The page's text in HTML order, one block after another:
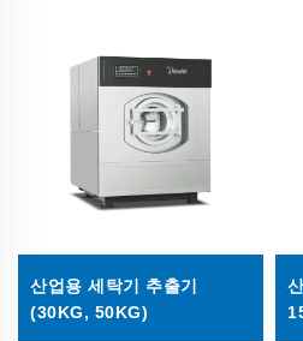
산업용 세탁기 추출기
(30KG, 50KG)